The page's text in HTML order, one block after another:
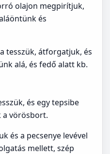
olajon megpirítjuk,
és
tesszük, átforgatjuk, és
alá, és fedő alatt kb.
és egy tepsibe
a vörösbort.
és a pecsenye levével
mellett, szép